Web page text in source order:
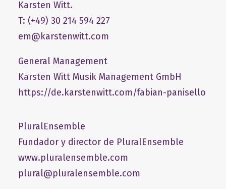
Karsten Witt.
T: (+49) 30 214 594 227
em@karstenwitt.com
General Management
​Karsten Witt Musik Management GmbH​
https://de.karstenwitt.com/fabian-panisello
PluralEnsemble
Fundador y director de PluralEnsemble
www.pluralensemble.com
plural@pluralensemble.com